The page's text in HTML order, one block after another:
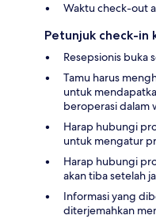
Waktu check-out
Petunjuk check-in
Resepsionis buka
Tamu harus
untuk
beroperasi dalam
Harap hubungi
untuk mengatur
Harap hubungi
akan tiba setelah
Informasi yang
diterjemahkan